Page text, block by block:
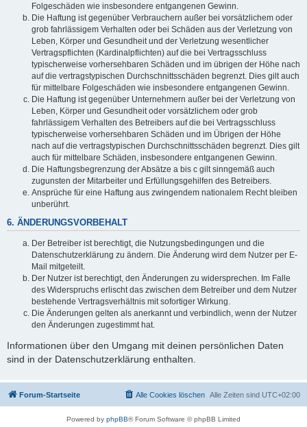
Folgeschäden wie insbesondere entgangenen Gewinn.
Die Haftung ist gegenüber Verbrauchern außer bei vorsätzlichem oder
grob fahrlässigem Verhalten oder bei Schäden aus der Verletzung von
Leben, Körper und Gesundheit und der Verletzung wesentlicher
Vertragspflichten (Kardinalpflichten) auf die bei Vertragsschluss
typischerweise vorhersehbaren Schäden und im übrigen der Höhe nach
auf die vertragstypischen Durchschnittsschäden begrenzt. Dies gilt auch
für mittelbare Folgeschäden wie insbesondere entgangenen Gewinn.
Die Haftung ist gegenüber Unternehmern außer bei der Verletzung von
Leben, Körper und Gesundheit oder vorsätzlichem oder grob
fahrlässigem Verhalten des Betreibers auf die bei Vertragsschluss
typischerweise vorhersehbaren Schäden und im Übrigen der Höhe
nach auf die vertragstypischen Durchschnittsschäden begrenzt. Dies gilt
auch für mittelbare Schäden, insbesondere entgangenen Gewinn.
Die Haftungsbegrenzung der Absätze a bis c gilt sinngemäß auch
zugunsten der Mitarbeiter und Erfüllungsgehilfen des Betreibers.
Ansprüche für eine Haftung aus zwingendem nationalem Recht bleiben
unberührt.
6. ÄNDERUNGSVORBEHALT
Der Betreiber ist berechtigt, die Nutzungsbedingungen und die
Datenschutzerklärung zu ändern. Die Änderung wird dem Nutzer per E-
Mail mitgeteilt.
Der Nutzer ist berechtigt, den Änderungen zu widersprechen. Im Falle
des Widerspruchs erlischt das zwischen dem Betreiber und dem Nutzer
bestehende Vertragsverhältnis mit sofortiger Wirkung.
Die Änderungen gelten als anerkannt und verbindlich, wenn der Nutzer
den Änderungen zugestimmt hat.
Informationen über den Umgang mit deinen persönlichen Daten
sind in der Datenschutzerklärung enthalten.
Forum-Startseite Alle Zeiten sind UTC+02:00
Alle Cookies löschen
Powered by phpBB® Forum Software © phpBB Limited